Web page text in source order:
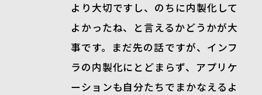
より大切ですし、のちに内製化して
よかったね、と言えるかどうかが大
事です。まだ先の話ですが、インフ
ラの内製化にとどまらず、アプリケ
ーションも自分たちでまかなえるよ